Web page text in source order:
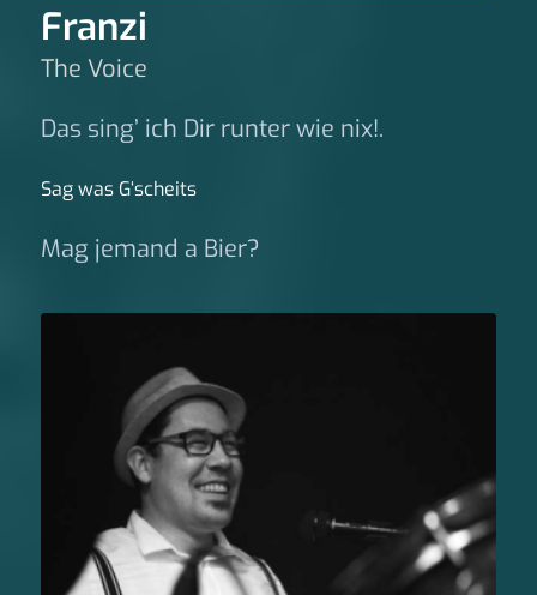
Franzi
The Voice
Das sing’ ich Dir runter wie nix!.
Sag was G‘scheits
Mag jemand a Bier?